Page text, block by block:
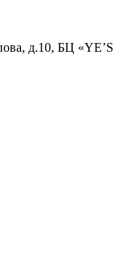
д.10, БЦ «YE’S